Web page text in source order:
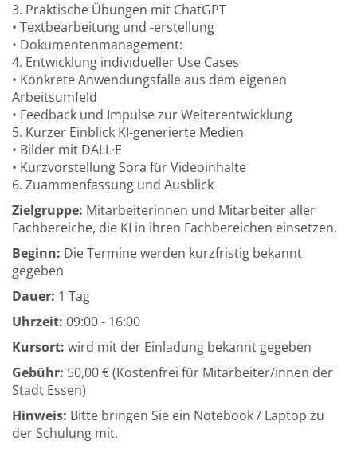
3. Praktische Übungen mit ChatGPT
• Textbearbeitung und -erstellung
• Dokumentenmanagement:
4. Entwicklung individueller Use Cases
• Konkrete Anwendungsfälle aus dem eigenen
Arbeitsumfeld
• Feedback und Impulse zur Weiterentwicklung
5. Kurzer Einblick KI-generierte Medien
• Bilder mit DALL·E
• Kurzvorstellung Sora für Videoinhalte
6. Zuammenfassung und Ausblick
Zielgruppe: Mitarbeiterinnen und Mitarbeiter aller
Fachbereiche, die KI in ihren Fachbereichen einsetzen.
Beginn: Die Termine werden kurzfristig bekannt
gegeben
Dauer: 1 Tag
Uhrzeit: 09:00 - 16:00
Kursort: wird mit der Einladung bekannt gegeben
Gebühr: 50,00 € (Kostenfrei für Mitarbeiter/innen der
Stadt Essen)
Hinweis: Bitte bringen Sie ein Notebook / Laptop zu
der Schulung mit.